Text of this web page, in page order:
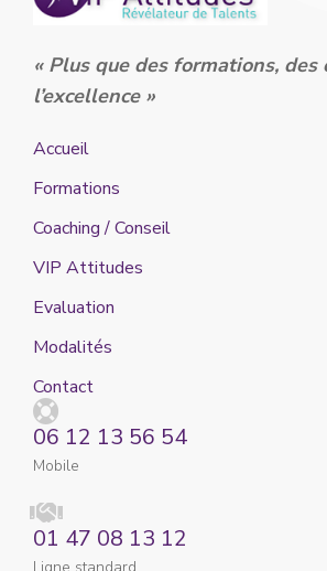
« Plus que des formations, des
l’excellence »
Accueil
Formations
Coaching / Conseil
VIP Attitudes
Evaluation
Modalités
Contact
06 12 13 56 54
Mobile
01 47 08 13 12
Ligne standard